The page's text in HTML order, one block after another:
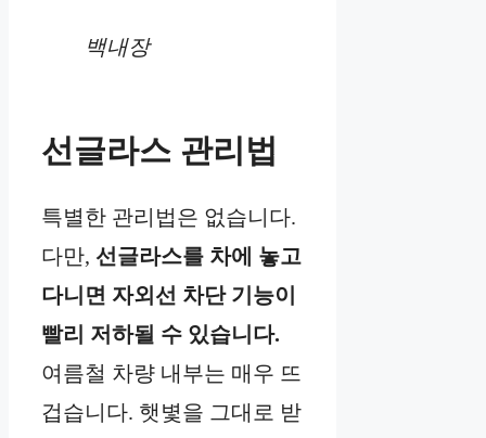
백내장
선글라스 관리법
특별한 관리법은 없습니다.
다만, 선글라스를 차에 놓고
다니면 자외선 차단 기능이
빨리 저하될 수 있습니다.
여름철 차량 내부는 매우 뜨
겁습니다. 햇볓을 그대로 받